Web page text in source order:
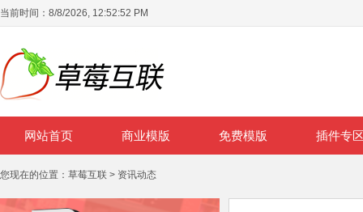
网站首页 商业模版 免费模版 插件专
当前时间： 8/8/2026, 12:52:52 PM
您现在的位置： 草莓互联 > 资讯动态